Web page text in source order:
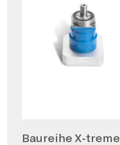
Baureihe X-treme